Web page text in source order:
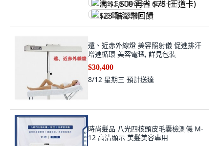
满 $1,500 再省 $75 (王道卡)
$23 酷澎幣回饋
遠、近赤外線燈 美容照射儀 促進排汗
增進循環 美容電毯, 詳見包裝
$30,400
8/12 星期三 預計送達
時尚髮品 八光四核頭皮毛囊檢測儀 M-
12 高清顯示 美髮美容專用